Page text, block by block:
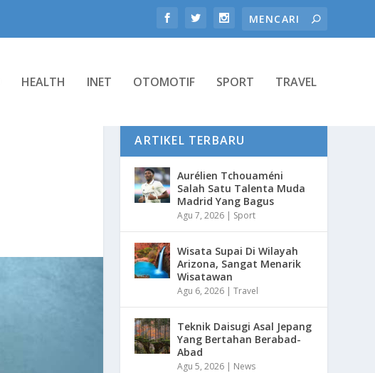
HEALTH INET OTOMOTIF SPORT TRAVEL
ARTIKEL TERBARU
Aurélien Tchouaméni
Salah Satu Talenta Muda
Madrid Yang Bagus
Agu 7, 2026 | Sport
Wisata Supai Di Wilayah
Arizona, Sangat Menarik
Wisatawan
Agu 6, 2026 |Travel
Teknik Daisugi Asal Jepang
Yang Bertahan Berabad-
Abad
Agu 5, 2026 | News